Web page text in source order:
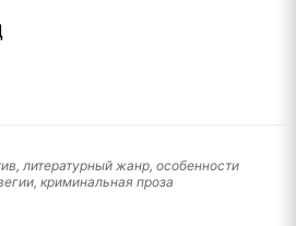
литературный жанр, особенности
криминальная проза